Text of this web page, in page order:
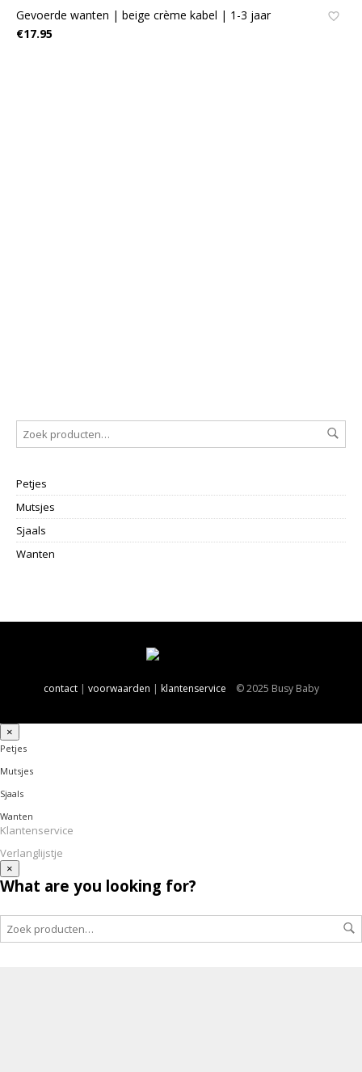
Gevoerde wanten | beige crème kabel | 1-3 jaar
€17.95
Petjes
Mutsjes
Sjaals
Wanten
contact| voorwaarden | klantenservice © 2025 Busy Baby
×
Petjes
Mutsjes
Sjaals
Wanten
Klantenservice
Verlanglijstje
×
What are you looking for?